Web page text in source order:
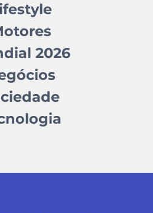
2026